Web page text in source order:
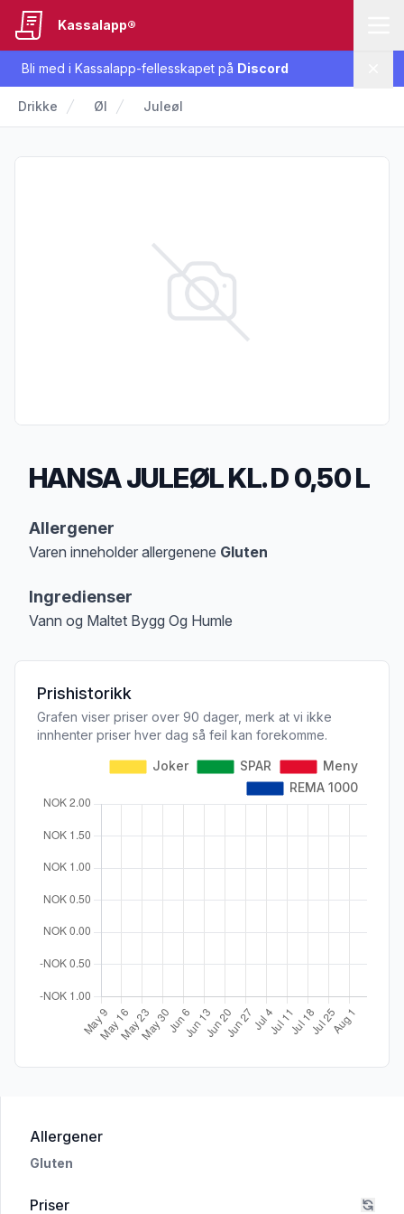
Bli med i Kassalapp-fellesskapet på Discord
Kassalapp®
Drikke Øl Juleøl
HANSA JULEØL KL. D 0,50 L
Allergener
Varen inneholder allergenene Gluten
Ingredienser
Vann og Maltet Bygg Og Humle
Prishistorikk
Grafen viser priser over 90 dager, merk at vi ikke
innhenter priser hver dag så feil kan forekomme.
Allergeneri 'HANSA JULEØL KL. D 0,50 L'
Gluten
Priser